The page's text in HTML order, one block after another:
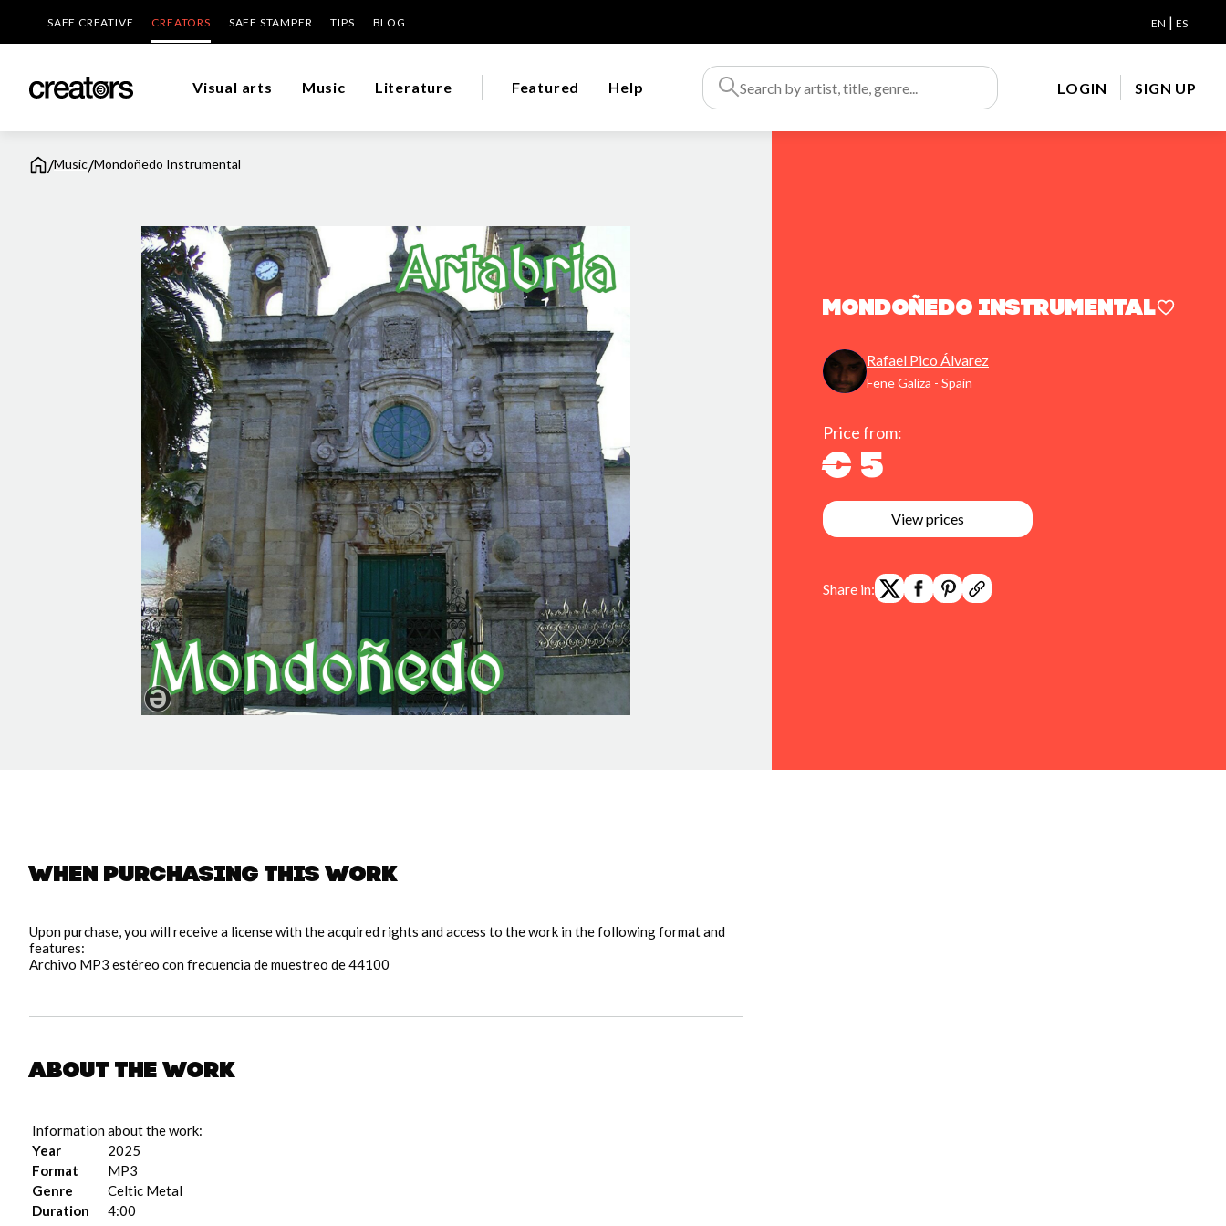
SAFE CREATIVE CREATORS SAFE STAMPER TIPS BLOG EN | ES
Visual arts Music Literature Featured Help LOGIN SIGN UP
/Music/Mondoñedo Instrumental
Mondoñedo Instrumental
Rafael Pico Álvarez
Fene Galiza - Spain
Price from:
€ 5
View prices
Share in:
When purchasing this work
Upon purchase, you will receive a license with the acquired rights and access to the work in the following format and
features:
Archivo MP3 estéreo con frecuencia de muestreo de 44100
About the work
Information about the work:
Year
2025
Format
MP3
Genre
Celtic Metal
Duration
4:00